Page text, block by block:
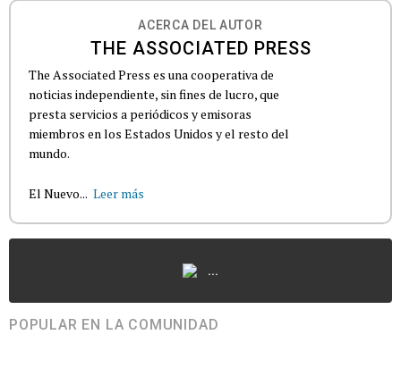
ACERCA DEL AUTOR
THE ASSOCIATED PRESS
The Associated Press es una cooperativa de
noticias independiente, sin fines de lucro, que
presta servicios a periódicos y emisoras
miembros en los Estados Unidos y el resto del
mundo.
El Nuevo... Leer más
...
POPULAR EN LA COMUNIDAD